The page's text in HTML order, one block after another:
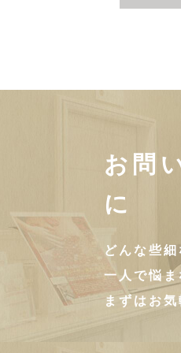
お問
に
どんな些
一人で悩ま
まずはお